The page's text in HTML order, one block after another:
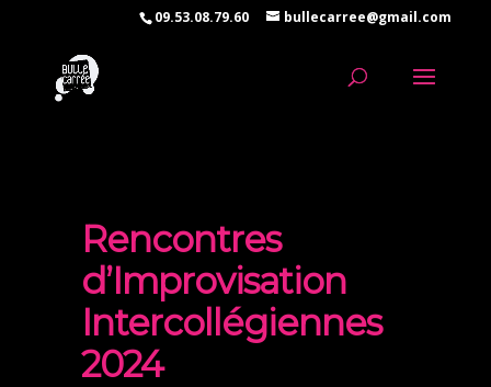
09.53.08.79.60 bullecarree@gmail.com
Rencontres
d’Improvisation
Intercollégiennes
2024